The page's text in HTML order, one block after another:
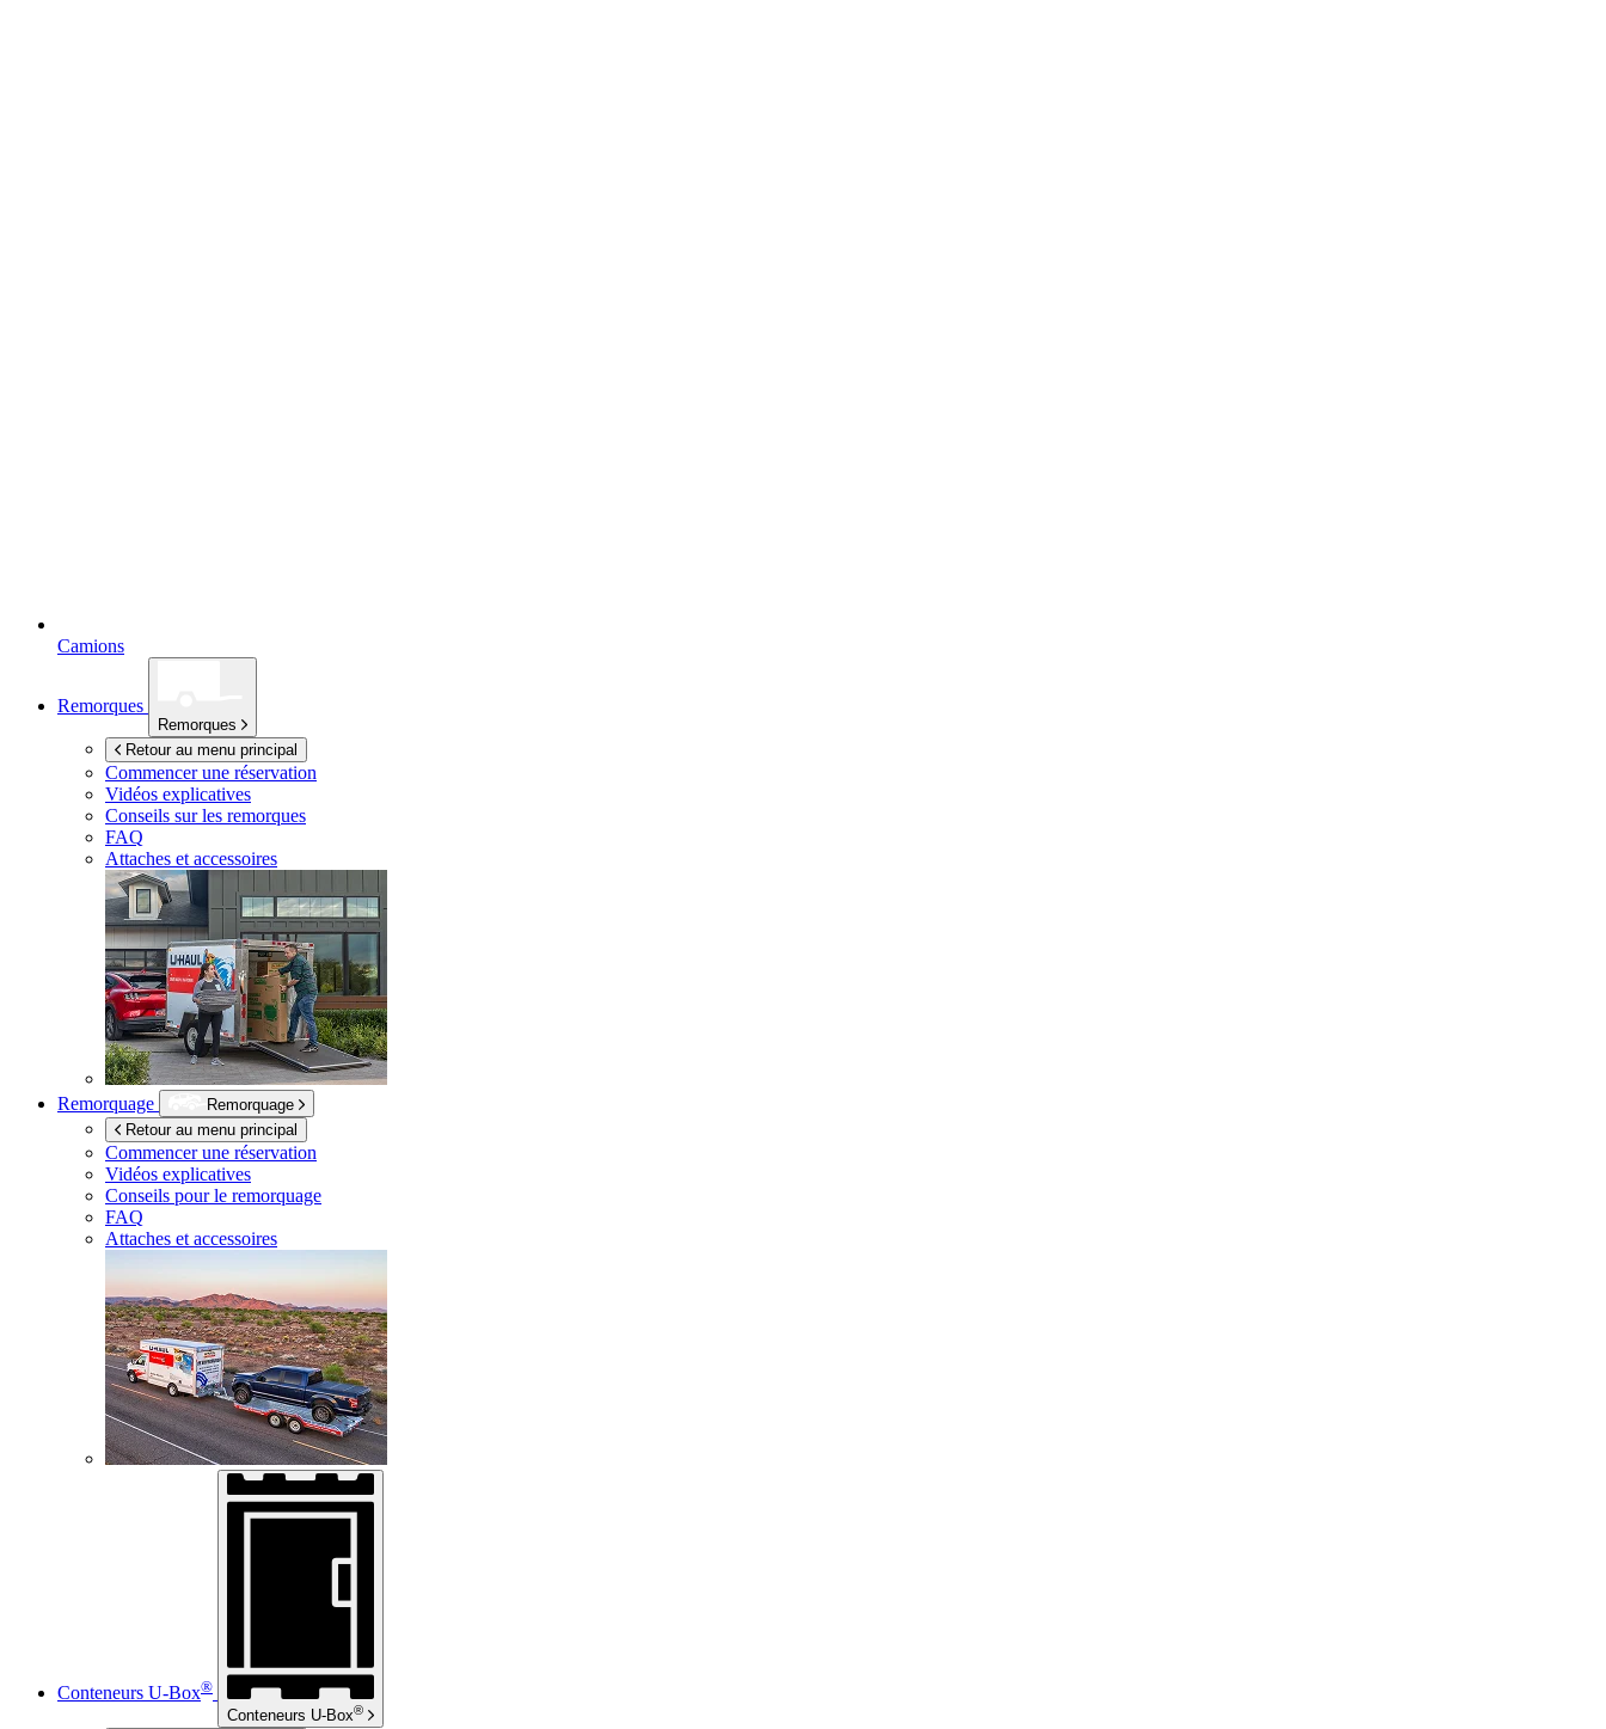
Camions
Remorques
Remorques
Retour au menu principal
Commencer une réservation
Vidéos explicatives
Conseils sur les remorques
FAQ
Attaches et accessoires
Remorquage
Remorquage
Retour au menu principal
Commencer une réservation
Vidéos explicatives
Conseils pour le remorquage
FAQ
Attaches et accessoires
Conteneurs U-Box®
Conteneurs U-Box®